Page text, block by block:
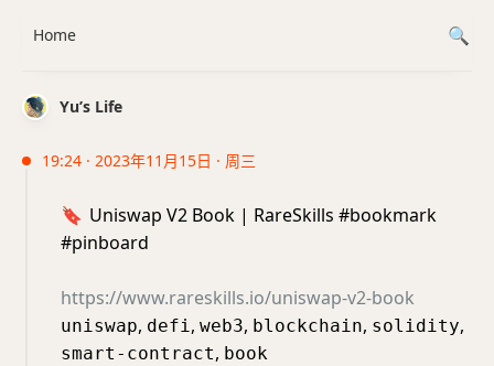
Yu’s Life
19:24 · 2023年11月15日 · 周三
🔖 Uniswap V2 Book | RareSkills #bookmark
#pinboard
https://www.rareskills.io/uniswap-v2-book
uniswap, defi, web3, blockchain, solidity,
smart-contract, book
Home